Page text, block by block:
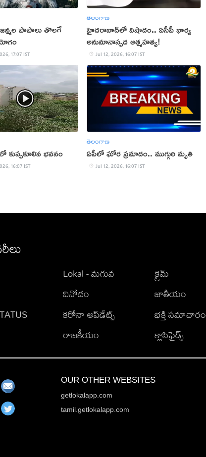
పాపాలు తొలగే
17:07 IST
తెలంగాణ
హైదరాబాద్‌లో విషాదం.. ఏసీపీ భార్య
అనుమానాస్పద ఆత్మహత్య!
Jul 12, 2026, 16:07 IST
కుప్పకూలిన భవనం
16:07 IST
తెలంగాణ
ఏపీలో ఘోర ప్రమాదం.. ముగ్గురి మృతి
Jul 12, 2026, 16:07 IST
Lokal - మగువ
వినోదం
కరోనా అప్‌డేట్స్
రాజకీయం
క్రైమ్
జాతీయం
భక్తి సమాచారం
క్లాసిఫైడ్స్
OUR OTHER WEBSITES
getlokalapp.com
tamil.getlokalapp.com